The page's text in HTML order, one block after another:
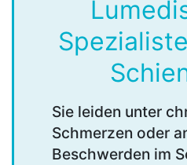
Sie leiden unter
Schmerzen oder
Beschwerden im